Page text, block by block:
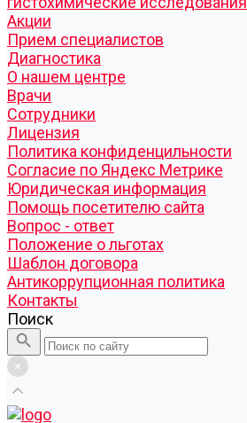
Акции
Прием специалистов
Диагностика
О нашем центре
Врачи
Сотрудники
Лицензия
Политика конфиденцильности
Согласие по Яндекс Метрике
Юридическая информация
Помощь посетителю сайта
Вопрос - ответ
Положение о льготах
Шаблон договора
Антикоррупционная политика
Контакты
Поиск